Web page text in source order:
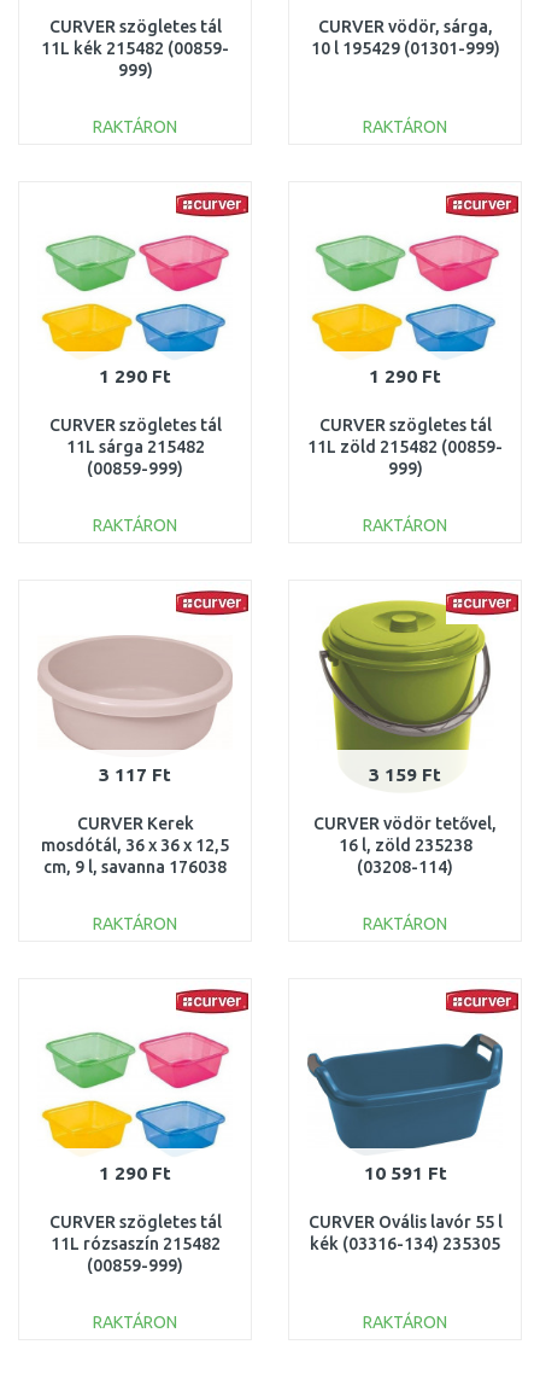
CURVER szögletes tál
11L kék 215482 (00859-
999)
RAKTÁRON
Összehasonlítás
CURVER vödör, sárga,
10 l 195429 (01301-999)
RAKTÁRON
Összehasonlítás
1 290 Ft
CURVER szögletes tál
11L sárga 215482
(00859-999)
RAKTÁRON
Összehasonlítás
1 290 Ft
CURVER szögletes tál
11L zöld 215482 (00859-
999)
RAKTÁRON
Összehasonlítás
3 117 Ft
CURVER Kerek
mosdótál, 36 x 36 x 12,5
cm, 9 l, savanna 176038
RAKTÁRON
Összehasonlítás
3 159 Ft
CURVER vödör tetővel,
16 l, zöld 235238
(03208-114)
RAKTÁRON
Összehasonlítás
1 290 Ft
CURVER szögletes tál
11L rózsaszín 215482
(00859-999)
RAKTÁRON
10 591 Ft
CURVER Ovális lavór 55 l
kék (03316-134) 235305
RAKTÁRON